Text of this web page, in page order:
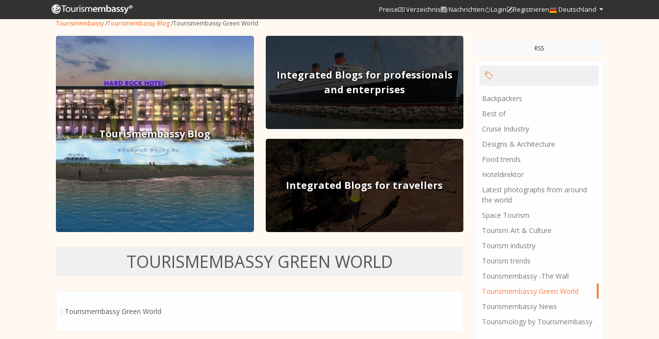
Preise Verzeichnis Nachrichten Login Registrieren Deutschland
Tourismembassy/Tourismembassy Blog/Tourismembassy Green World
Tourismembassy Blog
Integrated Blogs for professionals
and enterprises
Integrated Blogs for travellers
TOURISMEMBASSY GREEN WORLD
: Tourismembassy Green World
RSS
Backpackers
Best of
Cruise Industry
Designs & Architecture
Food trends
Hoteldirektor
Latest photographs from around
the world
Space Tourism
Tourism Art & Culture
Tourism industry
Tourism trends
Tourismembassy -The Wall
Tourismembassy Green World
Tourismembassy News
Tourismology by Tourismembassy